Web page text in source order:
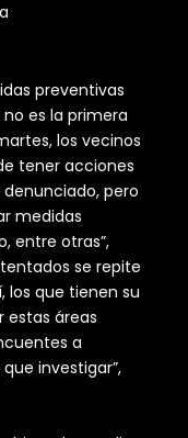
preventivas
es la primera
los vecinos
tener acciones
pero
medidas
entre otras”,
se repite
los que tienen su
estas áreas
a
investigar”,